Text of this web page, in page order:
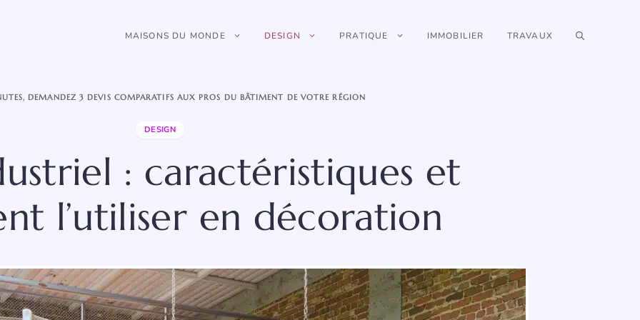
MAISONS DU MONDE DESIGN PRATIQUE IMMOBILIER TRAVAUX
DEMANDEZ 3 DEVIS COMPARATIFS AUX PROS DU BÂTIMENT DE VOTRE RÉGION
DESIGN
: caractéristiques et
l’utiliser en décoration